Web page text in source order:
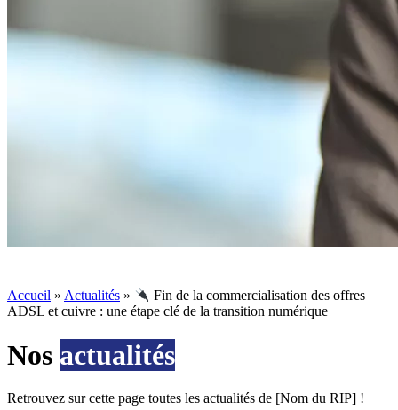
Accueil » Actualités »
Fin de la commercialisation des offres
ADSL et cuivre : une étape clé de la transition numérique
Nos actualités
Retrouvez sur cette page toutes les actualités de [Nom du RIP] !